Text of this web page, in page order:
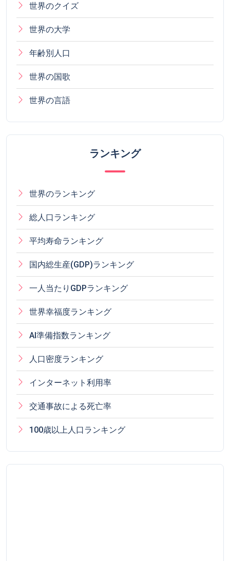
世界のクイズ
世界の大学
年齢別人口
世界の国歌
世界の言語
ランキング
世界のランキング
総人口ランキング
平均寿命ランキング
国内総生産(GDP)ランキング
一人当たりGDPランキング
世界幸福度ランキング
AI準備指数ランキング
人口密度ランキング
インターネット利用率
交通事故による死亡率
100歳以上人口ランキング